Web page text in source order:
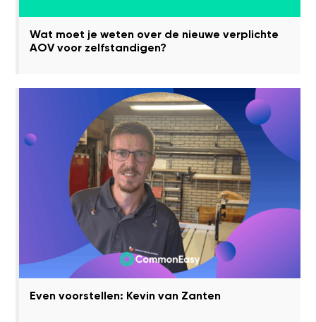
Wat moet je weten over de nieuwe verplichte
AOV voor zelfstandigen?
Even voorstellen: Kevin van Zanten